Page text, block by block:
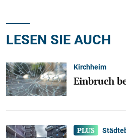
LESEN SIE AUCH
Kirchheim
Einbruch